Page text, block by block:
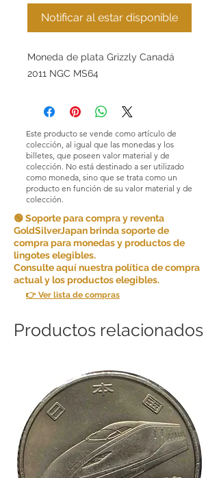
Notificar al estar disponible
Moneda de plata Grizzly Canadá
2011 NGC MS64
Este producto se vende como artículo de
colección, al igual que las monedas y los
billetes, que poseen valor material y de
colección. No está destinado a ser utilizado
como moneda, sino que se trata como un
producto en función de su valor material y de
colección.
🟢 Soporte para compra y reventa
GoldSilverJapan brinda soporte de
compra para monedas y productos de
lingotes elegibles.
Consulte aquí nuestra política de compra
actual y los productos elegibles.
👉 Ver lista de compras
Productos relacionados